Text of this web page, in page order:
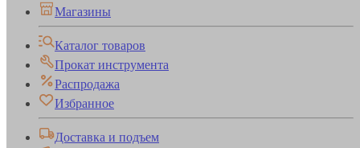
Магазины
Каталог товаров
Прокат инструмента
Распродажа
Избранное
Доставка и подъем